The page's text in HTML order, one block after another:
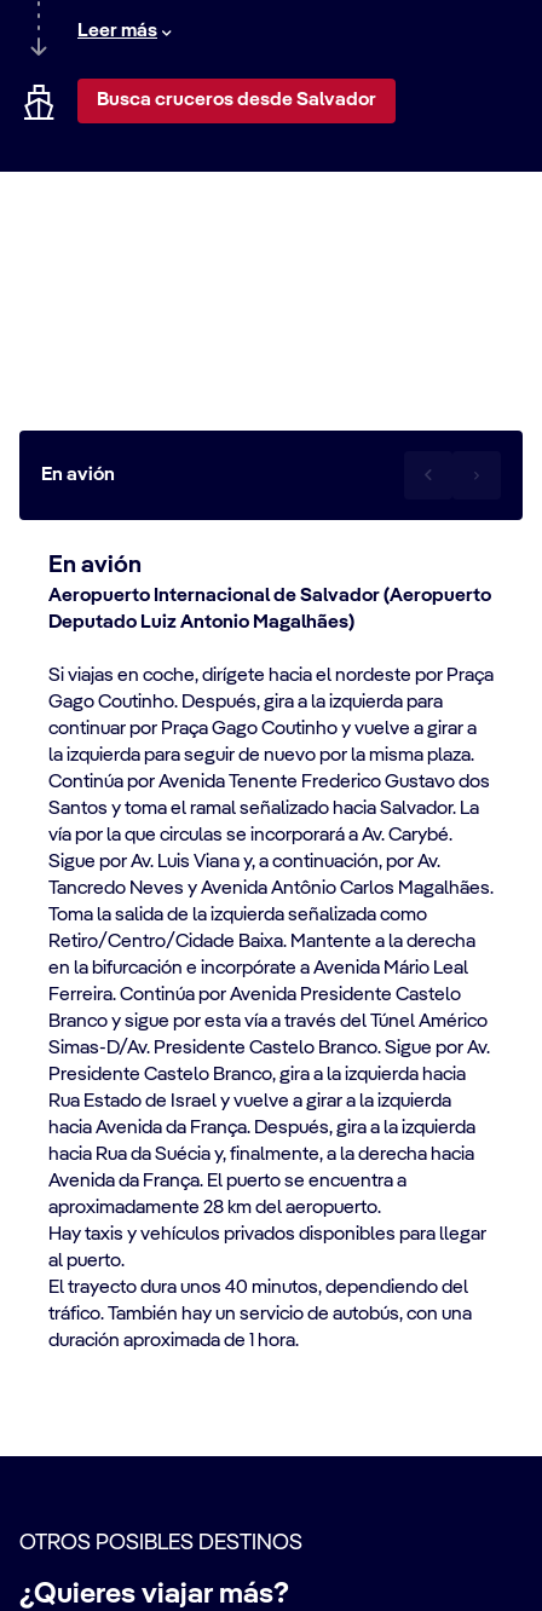
escapadas a la playa hasta emocionantes aventuras
Leer más
Busca cruceros desde Salvador
En avión
En avión
Aeropuerto Internacional de Salvador (Aeropuerto
Deputado Luiz Antonio Magalhães)
Si viajas en coche, dirígete hacia el nordeste por Praça
Gago Coutinho. Después, gira a la izquierda para
continuar por Praça Gago Coutinho y vuelve a girar a
la izquierda para seguir de nuevo por la misma plaza.
Continúa por Avenida Tenente Frederico Gustavo dos
Santos y toma el ramal señalizado hacia Salvador. La
vía por la que circulas se incorporará a Av. Carybé.
Sigue por Av. Luis Viana y, a continuación, por Av.
Tancredo Neves y Avenida Antônio Carlos Magalhães.
Toma la salida de la izquierda señalizada como
Retiro/Centro/Cidade Baixa. Mantente a la derecha
en la bifurcación e incorpórate a Avenida Mário Leal
Ferreira. Continúa por Avenida Presidente Castelo
Branco y sigue por esta vía a través del Túnel Américo
Simas-D/Av. Presidente Castelo Branco. Sigue por Av.
Presidente Castelo Branco, gira a la izquierda hacia
Rua Estado de Israel y vuelve a girar a la izquierda
hacia Avenida da França. Después, gira a la izquierda
hacia Rua da Suécia y, finalmente, a la derecha hacia
Avenida da França. El puerto se encuentra a
aproximadamente 28 km del aeropuerto.
Hay taxis y vehículos privados disponibles para llegar
al puerto.
El trayecto dura unos 40 minutos, dependiendo del
tráfico. También hay un servicio de autobús, con una
duración aproximada de 1 hora.
OTROS POSIBLES DESTINOS
¿Quieres viajar más?